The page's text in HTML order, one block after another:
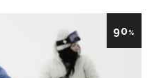
90%